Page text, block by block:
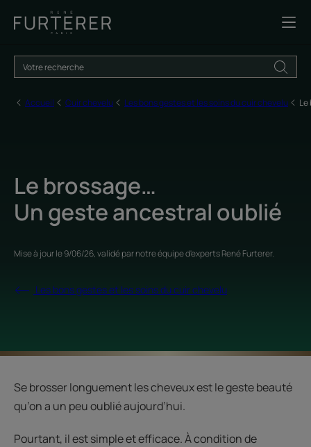
Accueil Cuir chevelu Les bons gestes et les soins du cuir chevelu
Le brossage…
Un geste ancestral oublié
Mise à jour le9/06/26, validé parnotre équipe d'experts René Furterer.
Les bons gestes et les soins du cuir chevelu
Se brosser longuement les cheveux est le geste beauté
qu’on a un peu oublié aujourd’hui.
Pourtant, il est simple et efficace. À condition de